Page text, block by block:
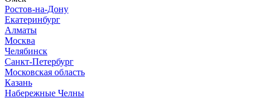
Ростов-на-Дону
Екатеринбург
Алматы
Москва
Челябинск
Санкт-Петербург
Московская область
Казань
Набережные Челны